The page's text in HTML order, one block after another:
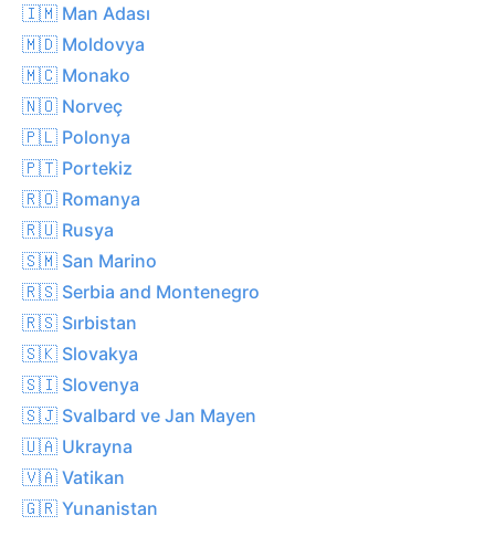
🇮🇲 Man Adası
🇲🇩 Moldovya
🇲🇨 Monako
🇳🇴 Norveç
🇵🇱 Polonya
🇵🇹 Portekiz
🇷🇴 Romanya
🇷🇺 Rusya
🇸🇲 San Marino
🇷🇸 Serbia and Montenegro
🇷🇸 Sırbistan
🇸🇰 Slovakya
🇸🇮 Slovenya
🇸🇯 Svalbard ve Jan Mayen
🇺🇦 Ukrayna
🇻🇦 Vatikan
🇬🇷 Yunanistan